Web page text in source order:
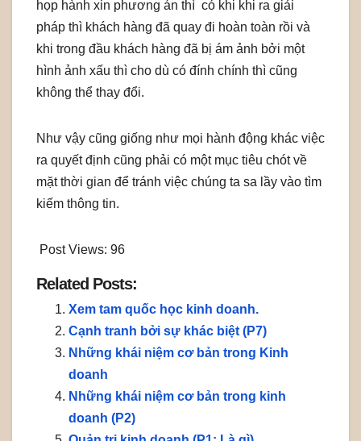
họp hành xin phương án thì có khi khi ra giải
pháp thì khách hàng đã quay đi hoàn toàn rồi và
khi trong đầu khách hàng đã bị ám ảnh bởi một
hình ảnh xấu thì cho dù có đính chính thì cũng
không thể thay đổi.
Như vậy cũng giống như mọi hành động khác việc
ra quyết định cũng phải có một mục tiêu chót về
mặt thời gian để tránh việc chúng ta sa lầy vào tìm
kiếm thông tin.
Post Views: 96
Related Posts:
Xem tam quốc học kinh doanh.
Cạnh tranh bởi sự khác biệt (P7)
Những khái niệm cơ bản trong Kinh
doanh
Những khái niệm cơ bản trong kinh
doanh (P2)